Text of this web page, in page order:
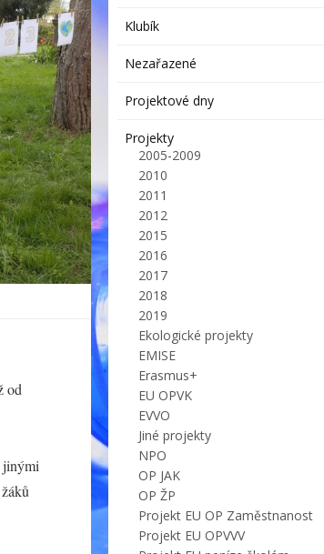
od
Klubík
Nezařazené
Projektové dny
Projekty
2005-2009
2010
2011
2012
2015
2016
2017
2018
2019
Ekologické projekty
EMISE
Erasmus+
EU OPVK
EVVO
Jiné projekty
NPO
OP JAK
OP ŽP
Projekt EU OP Zaměstnanost
Projekt EU OPVVV